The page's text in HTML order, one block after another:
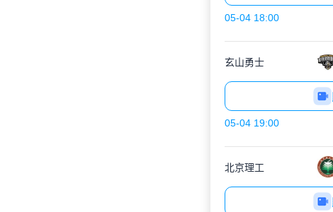
05-04 18:00
玄山勇士
05-04 19:00
北京理工